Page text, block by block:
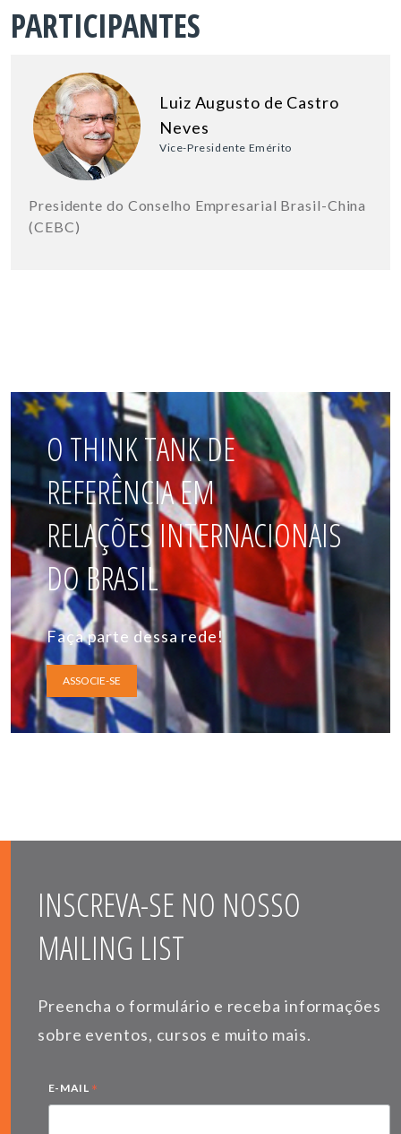
PARTICIPANTES
Luiz Augusto de Castro
Neves
Vice-Presidente Emérito
Presidente do Conselho Empresarial Brasil-China
(CEBC)
O THINK TANK DE
REFERÊNCIA EM
RELAÇÕES INTERNACIONAIS
DO BRASIL
Faça parte dessa rede!
ASSOCIE-SE
INSCREVA-SE NO NOSSO
MAILING LIST
Preencha o formulário e receba informações
sobre eventos, cursos e muito mais.
E-MAIL *